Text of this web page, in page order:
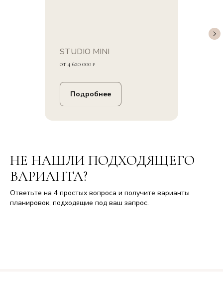
STUDIO MINI
от 4 620 000 ₽
Подробнее
НЕ НАШЛИ ПОДХОДЯЩЕГО
ВАРИАНТА?
Ответьте на 4 простых вопроса и получите варианты
планировок, подходящие под ваш запрос.